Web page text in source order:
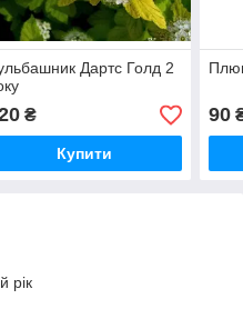
Дартс Голд 2
₴
Купити
90
рік